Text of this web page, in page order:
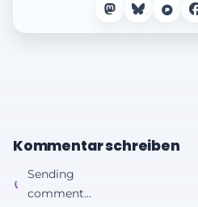
Kommentar schreiben
Sending
comment...